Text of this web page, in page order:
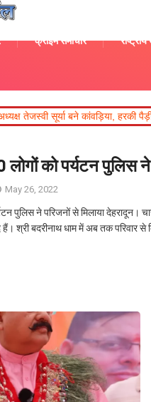
क्राइम समाचार
कांवड़िया, हरकी पैड़ी से ऋषिकेश तक करेंगे
लोगों को पर्यटन पुलिस
May 26, 2022
पुलिस ने परिजनों से मिलाया देहरादून।
हैं। श्री बदरीनाथ धाम में अब तक परिवार